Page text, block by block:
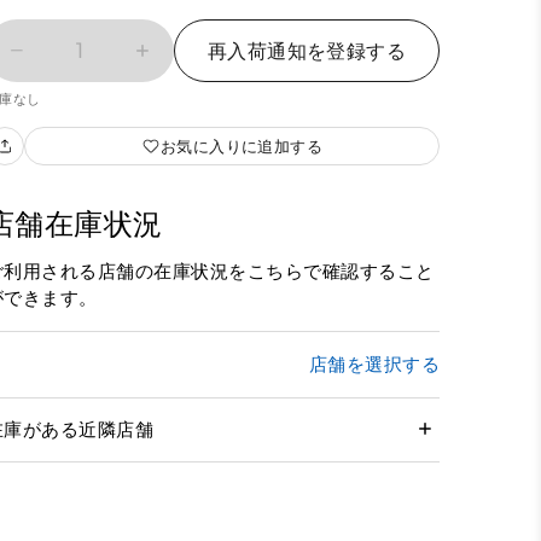
1 再入荷通知を登録する
なし
お気に入りに追加する
舗在庫状況
利用される店舗の在庫状況をこちらで確認すること
きます。
店舗を選択する
庫がある近隣店舗